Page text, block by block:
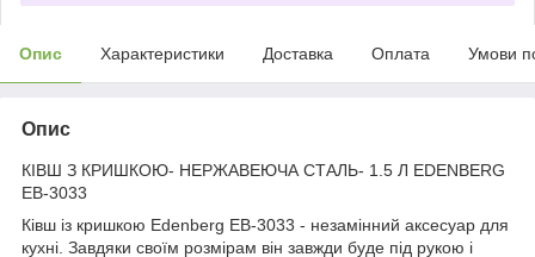
Опис Характеристики Доставка Оплата Умови
Опис
КІВШ З КРИШКОЮ- НЕРЖАВЕЮЧА СТАЛЬ- 1.5 Л EDENBERG
EB-3033
Ківш із кришкою Edenberg EB-3033 - незамінний аксесуар для
кухні. Завдяки своїм розмірам він завжди буде під рукою і